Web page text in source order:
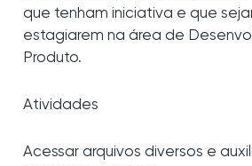
que tenham iniciativa e que
estagiarem na área de
Produto.
Atividades
Acessar arquivos diversos e